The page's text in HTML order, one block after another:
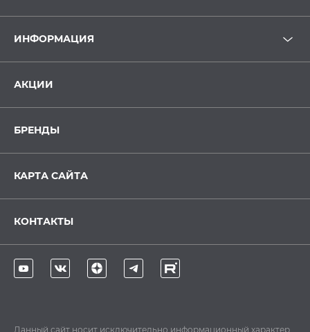
ИНФОРМАЦИЯ
АКЦИИ
БРЕНДЫ
КАРТА САЙТА
КОНТАКТЫ
Данный сайт носит исключительно информационный характер